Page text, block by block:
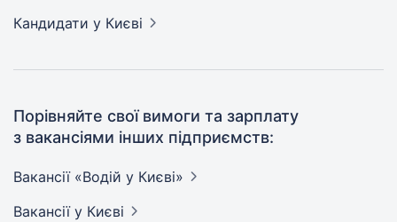
Кандидати у Києві
Порівняйте свої вимоги та зарплату
з вакансіями інших підприємств:
Вакансії «Водій у Києві»
Вакансії у Києві